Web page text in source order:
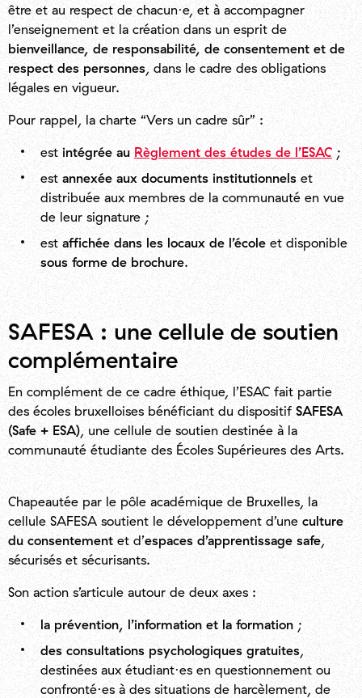
être et au respect de chacun·e, et à accompagner
l’enseignement et la création dans un esprit de
bienveillance, de responsabilité, de consentement et de
respect des personnes, dans le cadre des obligations
légales en vigueur.
Pour rappel, la charte “Vers un cadre sûr” :
estintégrée auRèglement des études de l’ESAC ;
est annexée aux documents institutionnels et
distribuée aux membres de la communauté en vue
de leur signature ;
est affichée dans les locaux de l’école et disponible
sous forme de brochure.
SAFESA : une cellule de soutien
complémentaire
En complément de ce cadre éthique, l’ESAC fait partie
des écoles bruxelloises bénéficiant du dispositifSAFESA
(Safe + ESA), une cellule de soutien destinée à la
communauté étudiante des Écoles Supérieures des Arts.
Chapeautée par le pôle académique de Bruxelles, la
cellule SAFESA soutient le développement d’une culture
du consentement et d’espaces d’apprentissage safe,
sécurisés et sécurisants.
Son action s’articule autour de deux axes :
la prévention, l’information et la formation ;
des consultations psychologiques gratuites,
destinées aux étudiant·es en questionnement ou
confronté·es à des situations de harcèlement, de